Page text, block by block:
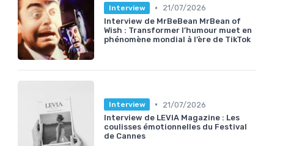
Interview •
21/07/2026
Interview de MrBeBean MrBean of
Wish : Transformer l’humour muet en
phénomène mondial à l’ère de TikTok
Interview •
21/07/2026
Interview de LEVIA Magazine : Les
coulisses émotionnelles du Festival
de Cannes